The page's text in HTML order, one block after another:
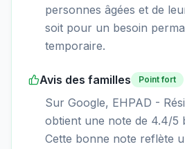
personnes âgées et de
soit pour un besoin
temporaire.
Avis des familles Point fort
Sur Google, EHPAD -
obtient une note de 4.4/5
Cette bonne note reflète